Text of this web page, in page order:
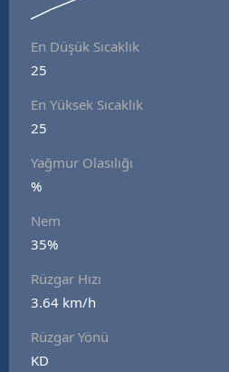
En Düşük Sıcaklık
25
En Yüksek Sıcaklık
25
Yağmur Olasılığı
%
Nem
35%
Rüzgar Hızı
3.64 km/h
Rüzgar Yönü
KD